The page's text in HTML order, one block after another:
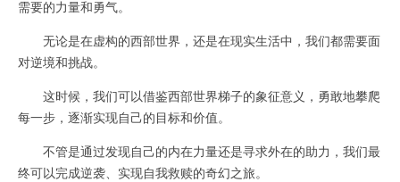
需要的力量和勇气。
无论是在虚构的西部世界，还是在现实生活中，我们都需要面
对逆境和挑战。
这时候，我们可以借鉴西部世界梯子的象征意义，勇敢地攀爬
每一步，逐渐实现自己的目标和价值。
不管是通过发现自己的内在力量还是寻求外在的助力，我们最
终可以完成逆袭、实现自我救赎的奇幻之旅。